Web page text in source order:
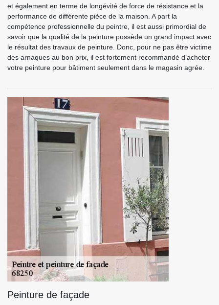
et également en terme de longévité de force de résistance et la
performance de différente pièce de la maison. A part la
compétence professionnelle du peintre, il est aussi primordial de
savoir que la qualité de la peinture possède un grand impact avec
le résultat des travaux de peinture. Donc, pour ne pas être victime
des arnaques au bon prix, il est fortement recommandé d’acheter
votre peinture pour bâtiment seulement dans le magasin agrée.
Peinture de façade